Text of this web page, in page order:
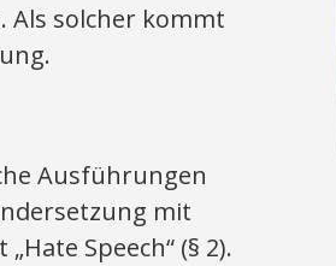
solcher kommt
Ausführungen
mit
Speech“ (§ 2).